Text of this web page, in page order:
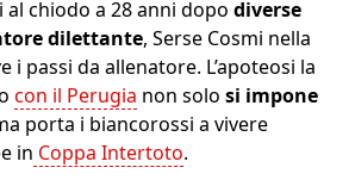
chiodo a 28 anni dopo diverse
dilettante, Serse Cosmi nella
i passi da allenatore. L’apoteosi la
con il Perugia non solo si impone
porta i biancorossi a vivere
in Coppa Intertoto.